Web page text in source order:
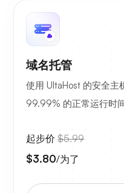
域名托管
使用 UltaHost 的安全主
99.99% 的正常运行时间
起步价 $5.99
$3.80/为了